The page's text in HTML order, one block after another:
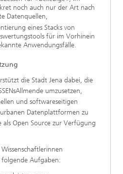
noch auch nur der Art nach
Datenquellen,
eines Stacks von
für im Vorhinein
Anwendungsfälle.
die Stadt Jena dabei, die
umzusetzen,
und softwareseitigen
Datenplattformen zu
als Open Source zur Verfügung
Aufgaben: